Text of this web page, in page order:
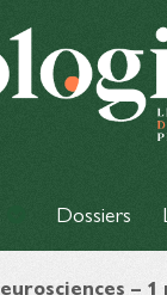
Dossiers
– 1